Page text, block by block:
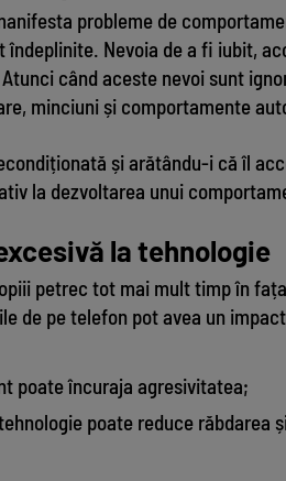
probleme de
îndeplinite. Nevoia de a fi iubit,
când aceste nevoi sunt
minciuni și comportamente
și arătându-i că îl
la dezvoltarea unui
la tehnologie
petrec tot mai mult timp în
de pe telefon pot avea un
poate încuraja agresivitatea;
poate reduce răbdarea